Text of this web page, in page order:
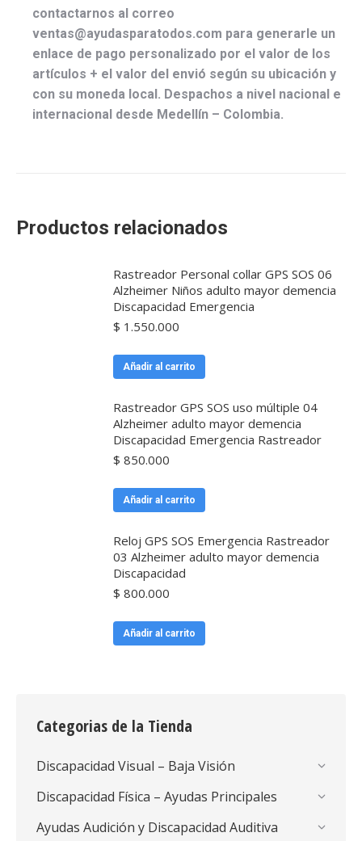
contactarnos al correo
ventas@ayudasparatodos.com para generarle un
enlace de pago personalizado por el valor de los
artículos + el valor del envió según su ubicación y
con su moneda local. Despachos a nivel nacional e
internacional desde Medellín – Colombia.
Productos relacionados
Rastreador Personal collar GPS SOS 06
Alzheimer Niños adulto mayor demencia
Discapacidad Emergencia
$ 1.550.000
Añadir al carrito
Rastreador GPS SOS uso múltiple 04
Alzheimer adulto mayor demencia
Discapacidad Emergencia Rastreador
$ 850.000
Añadir al carrito
Reloj GPS SOS Emergencia Rastreador
03 Alzheimer adulto mayor demencia
Discapacidad
$ 800.000
Añadir al carrito
Categorias de la Tienda
Discapacidad Visual – Baja Visión
Discapacidad Física – Ayudas Principales
Ayudas Audición y Discapacidad Auditiva